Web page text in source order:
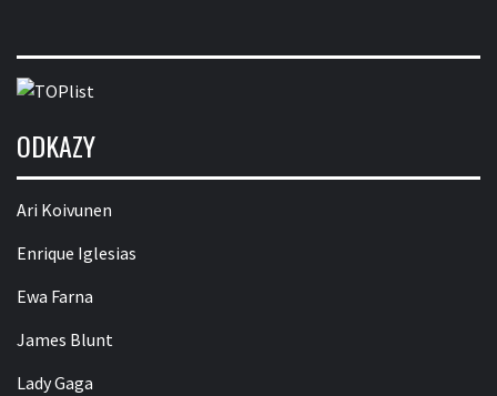
ODKAZY
Ari Koivunen
Enrique Iglesias
Ewa Farna
James Blunt
Lady Gaga